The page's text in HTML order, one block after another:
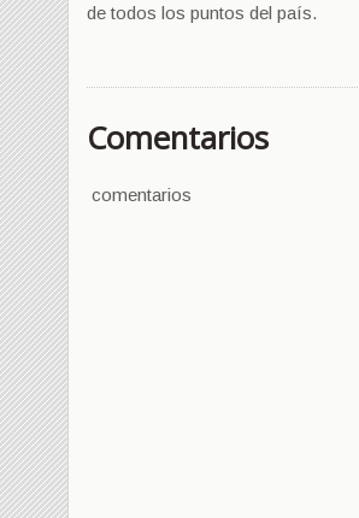
de todos los puntos del país.
Comentarios
comentarios